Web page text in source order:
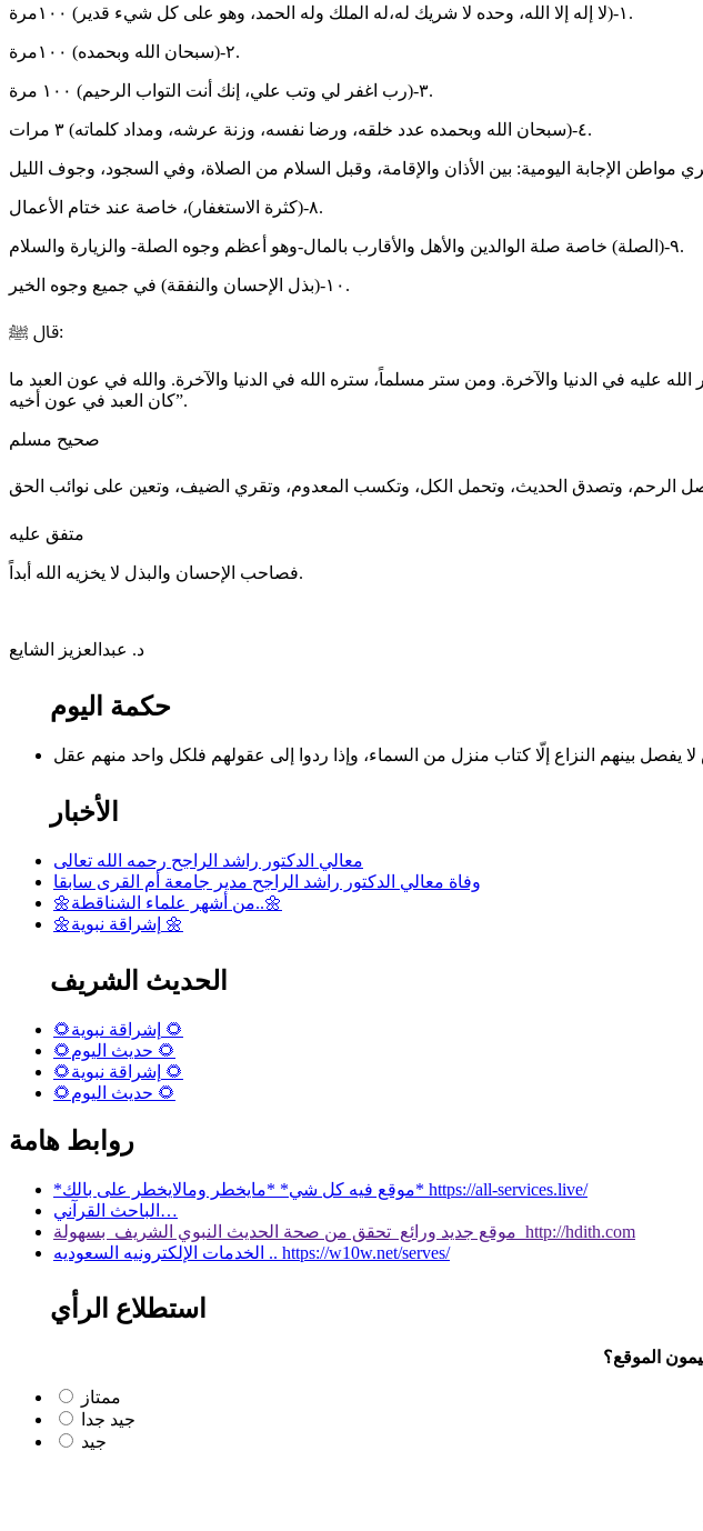
‏١-(لا إله إلا الله، وحده لا شريك له،له الملك وله الحمد، وهو على كل شيء قدير) ١٠٠مرة.
‏٢-(سبحان الله وبحمده) ١٠٠مرة.
‏٣-(رب اغفر لي وتب علي، إنك أنت التواب الرحيم) ١٠٠ مرة.
‏٤-(سبحان الله وبحمده عدد خلقه، ورضا نفسه، وزنة عرشه، ومداد كلماته) ٣ مرات.
‏٨-(كثرة الاستغفار)، خاصة عند ختام الأعمال.
‏٩-(الصلة) خاصة صلة الوالدين والأهل والأقارب بالمال-وهو أعظم وجوه الصلة- والزيارة والسلام.
‏١٠-(بذل الإحسان والنفقة) في جميع وجوه الخير.
‏قال ﷺ:
في الدنيا والآخرة. ومن ستر مسلماً، ستره الله في الدنيا والآخرة. والله في عون العبد ما
كان العبد في عون أخيه”.
‏فصاحب الإحسان والبذل لا يخزيه الله أبداً.
د. عبدالعزيز الشايع
حكمة اليوم
الأخبار
معالي الدكتور راشد الراجح رحمه الله تعالى
وفاة معالي الدكتور راشد الراجح مدير جامعة أم القرى سابقا
🌼من أشهر علماء الشناقطة..🌼
🌼إشراقة نبوية 🌼
الحديث الشريف
🌻إشراقة نبوية 🌻
🌻حديث اليوم 🌻
🌻إشراقة نبوية 🌻
🌻حديث اليوم 🌻
روابط هامة
*موقع فيه كل شي* *مايخطر ومالايخطر على بالك* https://all-services.live/
الباحث القرآني…
موقع جديد ورائع تحقق من صحة الحديث النبوي الشريف بسهولة http://hdith.com
الخدمات الإلكترونيه السعوديه .. https://w10w.net/serves/
استطلاع الرأي
الموقع؟
ممتاز
جيد جدا
جيد